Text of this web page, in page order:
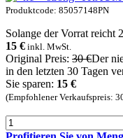
Produktcode: 85057148PN
Solange der Vorrat reicht
15 € inkl. MwSt.
Original Preis: 30 €Der
in den letzten 30 Tagen
Sie sparen: 15 €
(Empfohlener Verkaufspreis: